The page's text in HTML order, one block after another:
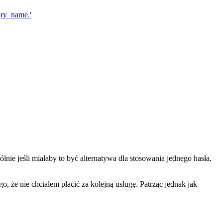
jeśli miałaby to być alternatywa dla stosowania jednego hasła,
że nie chciałem płacić za kolejną usługę. Patrząc jednak jak